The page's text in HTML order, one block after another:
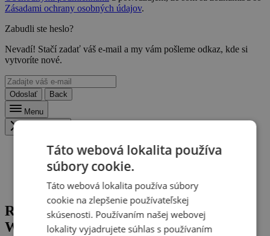
Zásadami ochrany osobných údajov.
Zabudli ste heslo?
Nevadí! Stačí zadať váš e-mail a my vám pošleme odkaz, kde si
vytvoríte nové.
Odoslať
Back
Menu
Hotel Paula Wellness & SPA ***
Recenzie a hodnotenie: Hotel Paula Wellness & SPA ***
Recenzie a hodnotenie: Hotel Paula
Wellness & SPA *** (Baltské more)
Táto webová lokalita používa
súbory cookie.
Táto webová lokalita používa súbory
cookie na zlepšenie používateľskej
skúsenosti. Používaním našej webovej
lokality vyjadrujete súhlas s používaním